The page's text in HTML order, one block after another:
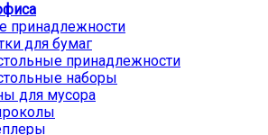
принадлежности
для бумаг
принадлежности
наборы
для мусора